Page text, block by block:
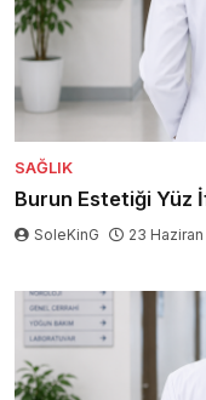
SAĞLIK
Burun Estetiği Yüz
SoleKinG 23